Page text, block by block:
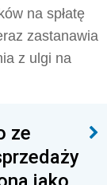
na spłatę
zastanawia
z ulgi na
ze